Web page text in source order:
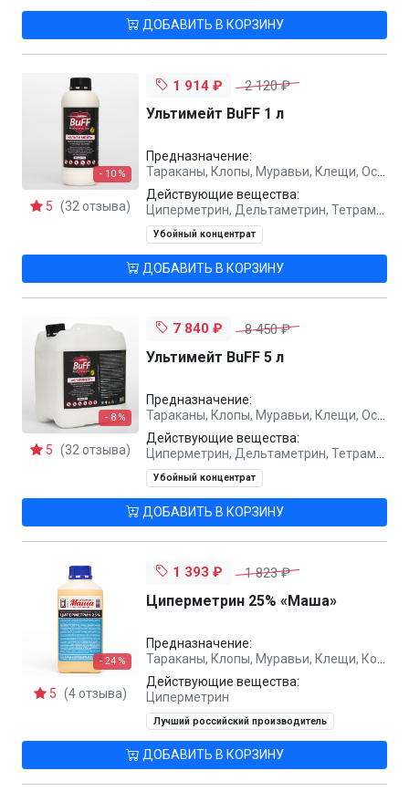
ДОБАВИТЬ В КОРЗИНУ
- 10 %
5 (32 отзыва)
1 914 ₽ 2 120 ₽
Ультимейт BuFF 1 л
Предназначение:
Тараканы, Клопы, Муравьи, Клещи, Осы, Комары, Блохи, Мухи
Действующие вещества:
Циперметрин, Дельтаметрин, Тетраметрин, Метаборная кислота
Убойный концентрат
ДОБАВИТЬ В КОРЗИНУ
- 8 %
5 (32 отзыва)
7 840 ₽ 8 450 ₽
Ультимейт BuFF 5 л
Предназначение:
Тараканы, Клопы, Муравьи, Клещи, Осы, Комары, Блохи, Мухи
Действующие вещества:
Циперметрин, Дельтаметрин, Тетраметрин, Метаборная кислота
Убойный концентрат
ДОБАВИТЬ В КОРЗИНУ
- 24 %
5 (4 отзыва)
1 393 ₽ 1 823 ₽
Циперметрин 25% «Маша»
Предназначение:
Тараканы, Клопы, Муравьи, Клещи, Комары, Мухи, Блохи
Действующие вещества:
Циперметрин
Лучший российский производитель
ДОБАВИТЬ В КОРЗИНУ